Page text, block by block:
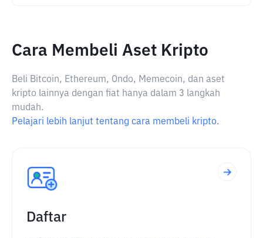
Cara Membeli Aset Kripto
Beli Bitcoin, Ethereum, Ondo, Memecoin, dan aset
kripto lainnya dengan fiat hanya dalam 3 langkah
mudah.
Pelajari lebih lanjut tentang cara membeli kripto.
Daftar